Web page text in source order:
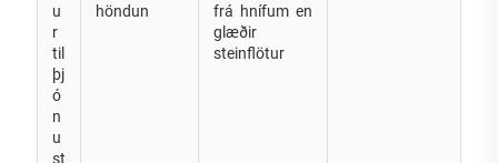
u
r
til
þj
ó
n
u
st
höndun
frá hnífum en
glæðir
steinflötur